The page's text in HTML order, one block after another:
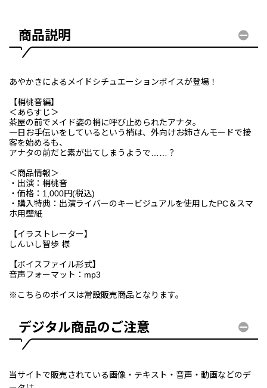
商品説明
あやかきによるメイドシチュエーションボイスが登場！
【梢桃音編】
＜あらすじ＞
茶屋の前でメイド姿の梢に呼び止められたアナタ。
一日お手伝いをしているという梢は、外向けお姉さんモードで接
客を始めるも、
アナタの前だと素が出てしまうようで……？
＜商品情報＞
・出演：梢桃音
・価格：1,000円(税込)
・購入特典：出演ライバーのキービジュアルを使用したPC＆スマ
ホ用壁紙
【イラストレーター】
しんいし智歩 様
【ボイスファイル形式】
音声フォーマット：mp3
※こちらのボイスは常設販売商品となります。
デジタル商品のご注意
当サイトで販売されている画像・テキスト・音声・動画などのデ